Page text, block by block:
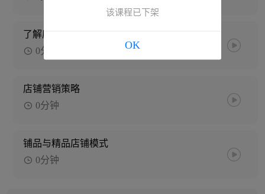
了解店铺考察期
0分钟
店铺营销策略
0分钟
铺品与精品店铺模式
0分钟
该课程已下架
OK